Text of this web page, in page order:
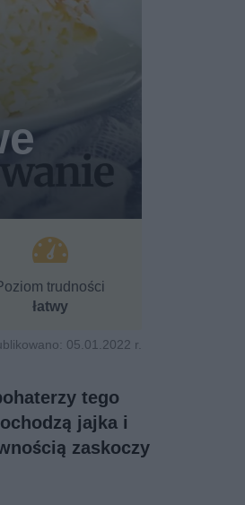
trudności
łatwy
05.01.2022 r.
tego
jajka i
zaskoczy